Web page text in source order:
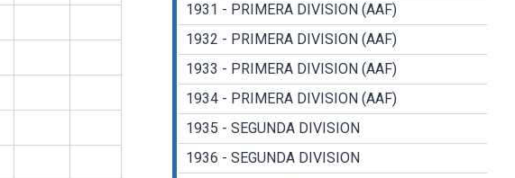
1931 - PRIMERA DIVISION (AAF)
1932 - PRIMERA DIVISION (AAF)
1933 - PRIMERA DIVISION (AAF)
1934 - PRIMERA DIVISION (AAF)
1935 - SEGUNDA DIVISION
1936 - SEGUNDA DIVISION